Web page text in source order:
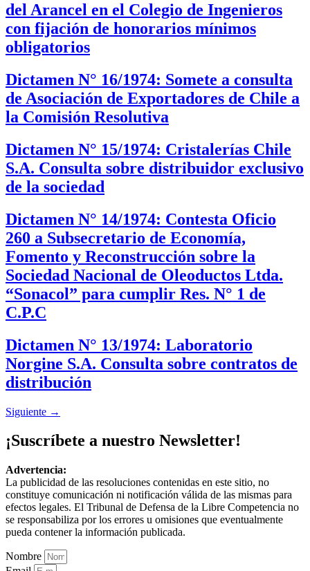
del Arancel en el Colegio de Ingenieros
con fijación de honorarios mínimos
obligatorios
Dictamen N° 16/1974: Somete a consulta
de Asociación de Exportadores de Chile a
la Comisión Resolutiva
Dictamen N° 15/1974: Cristalerías Chile
S.A. Consulta sobre distribuidor exclusivo
de la sociedad
Dictamen N° 14/1974: Contesta Oficio
260 a Subsecretario de Economía,
Fomento y Reconstrucción sobre la
Sociedad Nacional de Oleoductos Ltda.
“Sonacol” para cumplir Res. N° 1 de
C.P.C
Dictamen N° 13/1974: Laboratorio
Norgine S.A. Consulta sobre contratos de
distribución
Siguiente →
¡Suscríbete a nuestro Newsletter!
Advertencia:
La publicidad de las resoluciones contenidas en este sitio, no
constituye comunicación ni notificación válida de las mismas para
efectos legales. El Tribunal de Defensa de la Libre Competencia no
se responsabiliza por los errores u omisiones que eventualmente
pueda contener la información publicada.
Nombre